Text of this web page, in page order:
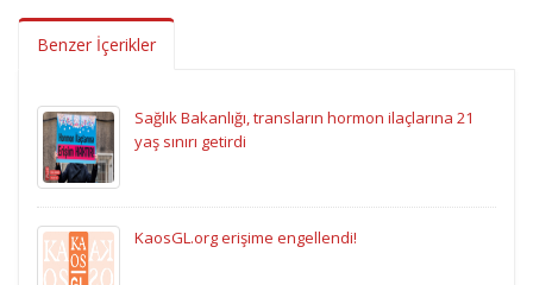
Benzer İçerikler
Sağlık Bakanlığı, transların hormon ilaçlarına 21
yaş sınırı getirdi
KaosGL.org erişime engellendi!